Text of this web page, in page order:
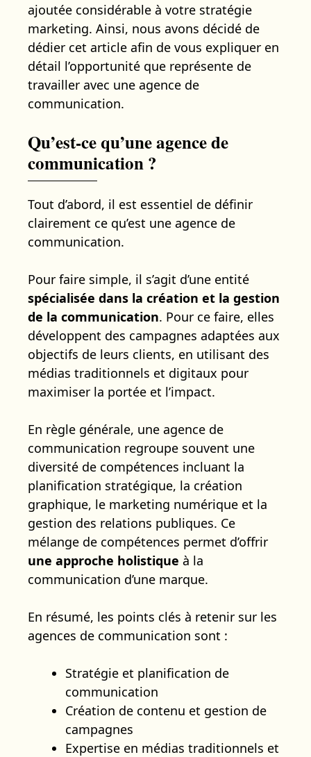
ajoutée considérable à votre stratégie
marketing. Ainsi, nous avons décidé de
dédier cet article afin de vous expliquer en
détail l’opportunité que représente de
travailler avec une agence de
communication.
Qu’est-ce qu’une agence de
communication ?
Tout d’abord, il est essentiel de définir
clairement ce qu’est une agence de
communication.
Pour faire simple, il s’agit d’une entité
spécialisée dans la création et la gestion
de la communication. Pour ce faire, elles
développent des campagnes adaptées aux
objectifs de leurs clients, en utilisant des
médias traditionnels et digitaux pour
maximiser la portée et l’impact.
En règle générale, une agence de
communication regroupe souvent une
diversité de compétences incluant la
planification stratégique, la création
graphique, le marketing numérique et la
gestion des relations publiques. Ce
mélange de compétences permet d’offrir
une approche holistique à la
communication d’une marque.
En résumé, les points clés à retenir sur les
agences de communication sont :
Stratégie et planification de
communication
Création de contenu et gestion de
campagnes
Expertise en médias traditionnels et